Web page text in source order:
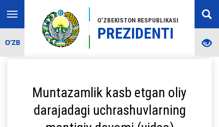
O‘ZBEKISTON RESPUBLIKASI
PREZIDENTI
Toggle
navigation
O‘ZB
Muntazamlik kasb etgan oliy
darajadagi uchrashuvlarning